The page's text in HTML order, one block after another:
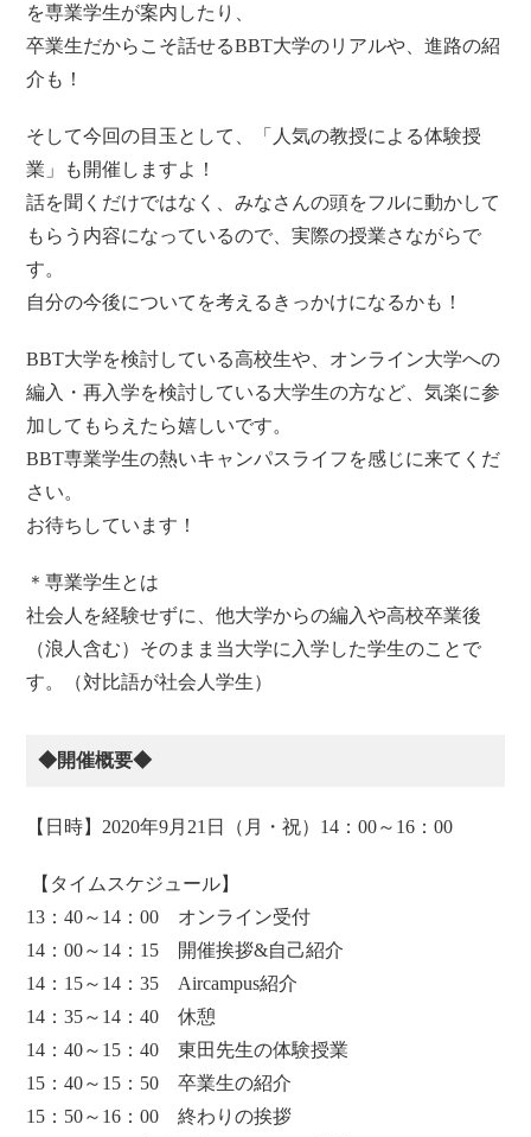
を専業学生が案内したり、
卒業生だからこそ話せるBBT大学のリアルや、進路の紹
介も！
そして今回の目玉として、「人気の教授による体験授
業」も開催しますよ！
話を聞くだけではなく、みなさんの頭をフルに動かして
もらう内容になっているので、実際の授業さながらで
す。
自分の今後についてを考えるきっかけになるかも！
BBT大学を検討している高校生や、オンライン大学への
編入・再入学を検討している大学生の方など、気楽に参
加してもらえたら嬉しいです。
BBT専業学生の熱いキャンパスライフを感じに来てくだ
さい。
お待ちしています！
＊専業学生とは
社会人を経験せずに、他大学からの編入や高校卒業後
（浪人含む）そのまま当大学に入学した学生のことで
す。（対比語が社会人学生）
◆開催概要◆
【日時】2020年9月21日（月・祝）14：00～16：00
【タイムスケジュール】
13：40～14：00 オンライン受付
14：00～14：15 開催挨拶&自己紹介
14：15～14：35 Aircampus紹介
14：35～14：40 休憩
14：40～15：40 東田先生の体験授業
15：40～15：50 卒業生の紹介
15：50～16：00 終わりの挨拶